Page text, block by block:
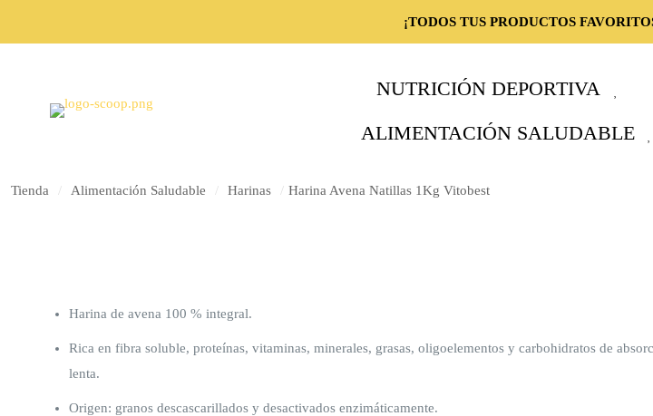
¡TODOS TUS PRODUCTOS
NUTRICIÓN DEPORTIVA
ALIMENTACIÓN SALUDABLE
Tienda Alimentación Saludable Harinas Harina Avena Natillas 1Kg Vitobest
Harina de avena 100 % integral.
Rica en fibra soluble, proteínas, vitaminas, minerales, grasas, oligoelementos y carbohidratos de
lenta.
Origen: granos descascarillados y desactivados enzimáticamente.